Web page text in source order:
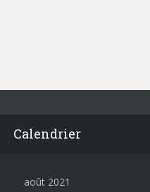
Calendrier
août 2021